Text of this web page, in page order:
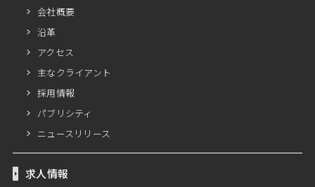
会社概要
沿革
アクセス
主なクライアント
採用情報
パブリシティ
ニュースリリース
求人情報